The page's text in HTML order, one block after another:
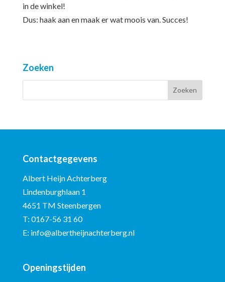
in de winkel!
Dus: haak aan en maak er wat moois van. Succes!
Zoeken
Contactgegevens
Albert Heijn Achterberg
Lindenburghlaan 1
4651 TM Steenbergen
T: 0167-56 31 60
E: info@albertheijnachterberg.nl
Openingstijden